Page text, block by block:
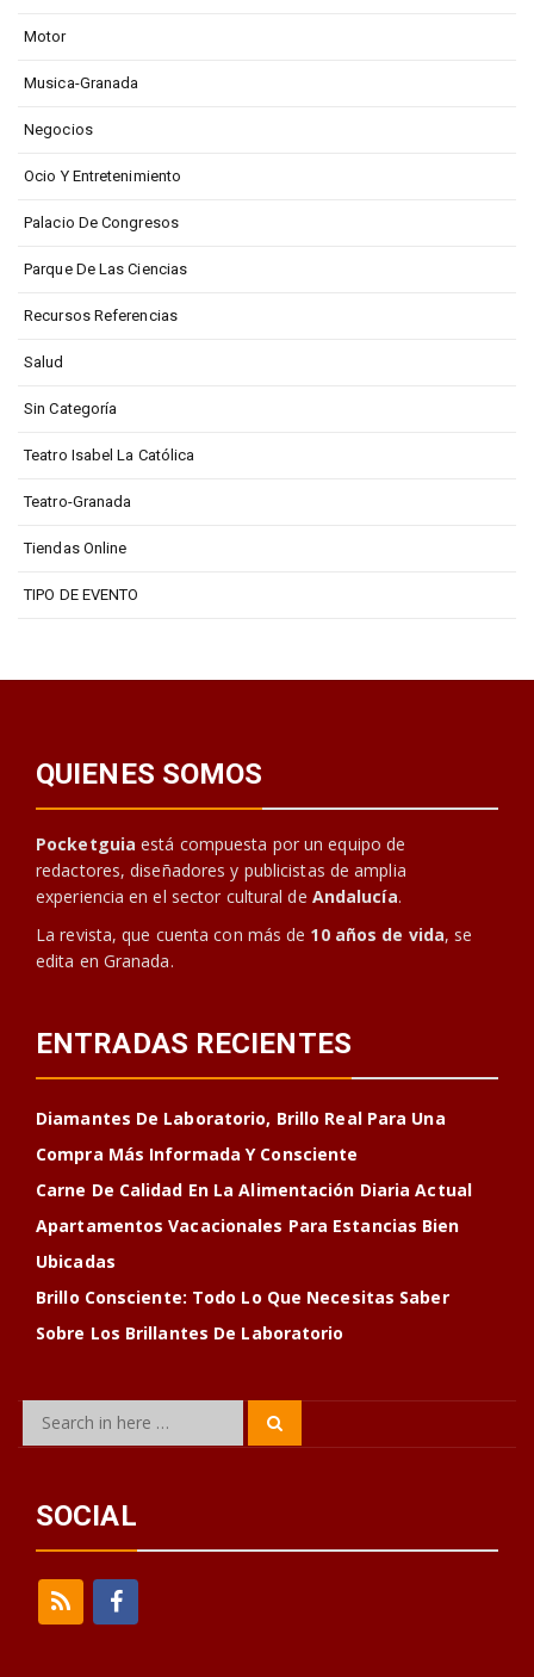
Motor
Musica-Granada
Negocios
Ocio Y Entretenimiento
Palacio De Congresos
Parque De Las Ciencias
Recursos Referencias
Salud
Sin Categoría
Teatro Isabel La Católica
Teatro-Granada
Tiendas Online
TIPO DE EVENTO
QUIENES SOMOS
Pocketguia está compuesta por un equipo de
redactores, diseñadores y publicistas de amplia
experiencia en el sector cultural de Andalucía.
La revista, que cuenta con más de 10 años de vida, se
edita en Granada.
ENTRADAS RECIENTES
Diamantes De Laboratorio, Brillo Real Para Una
Compra Más Informada Y Consciente
Carne De Calidad En La Alimentación Diaria Actual
Apartamentos Vacacionales Para Estancias Bien
Ubicadas
Brillo Consciente: Todo Lo Que Necesitas Saber
Sobre Los Brillantes De Laboratorio
Search
SOCIAL